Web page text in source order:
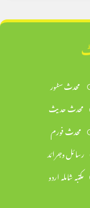
محدث سٹور
محدث حدیث
محدث فورم
رسائل وجرائد
مکتبہ شاملہ اردو